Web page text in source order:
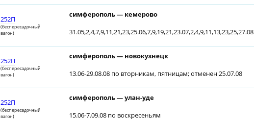
252П
(беспересадочный
вагон)
симферополь — кемерово
31.05,2,4,7,9,11,21,23,25.06,7,9,19,21,23.07,2,4,9,11,13,23,25,27.08
252П
(беспересадочный
вагон)
симферополь — новокузнецк
13.06-29.08.08 по вторникам, пятницам; отменен 25.07.08
252П
(беспересадочный
вагон)
симферополь — улан-уде
15.06-7.09.08 по воскресеньям